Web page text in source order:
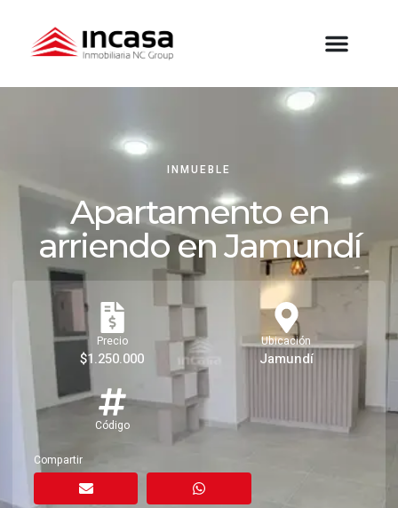
INMUEBLE
Apartamento en
arriendo en Jamundí
Precio
$1.250.000
Ubicación
Jamundí
Código
Compartir